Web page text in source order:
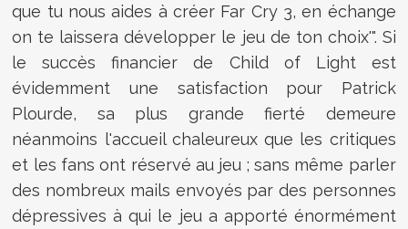
que tu nous aides à créer Far Cry 3, en échange
on te laissera développer le jeu de ton choix'". Si
le succès financier de Child of Light est
évidemment une satisfaction pour Patrick
Plourde, sa plus grande fierté demeure
néanmoins l'accueil chaleureux que les critiques
et les fans ont réservé au jeu ; sans même parler
des nombreux mails envoyés par des personnes
dépressives à qui le jeu a apporté énormément